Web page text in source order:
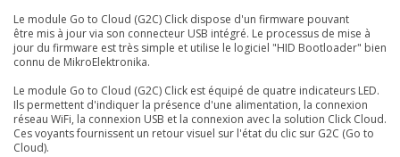
Le module Go to Cloud (G2C) Click dispose d'un firmware pouvant
être mis à jour via son connecteur USB intégré. Le processus de mise à
jour du firmware est très simple et utilise le logiciel "HID Bootloader" bien
connu de MikroElektronika.
Le module Go to Cloud (G2C) Click est équipé de quatre indicateurs LED.
Ils permettent d'indiquer la présence d'une alimentation, la connexion
réseau WiFi, la connexion USB et la connexion avec la solution Click Cloud.
Ces voyants fournissent un retour visuel sur l'état du clic sur G2C (Go to
Cloud).